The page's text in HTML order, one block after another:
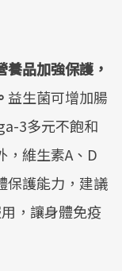
品加強保護，
益生菌可增加腸
3多元不飽和
，維生素A、D
保護能力，建議
，讓身體免疫